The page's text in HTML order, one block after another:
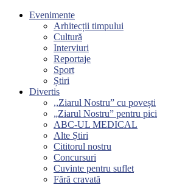
Evenimente
Arhitecții timpului
Cultură
Interviuri
Reportaje
Sport
Știri
Divertis
,,Ziarul Nostru” cu povești
„Ziarul Nostru” pentru pici
ABC-UL MEDICAL
Alte Știri
Cititorul nostru
Concursuri
Cuvinte pentru suflet
Fără cravată